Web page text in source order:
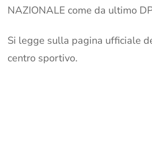
NAZIONALE come da ultimo
Si legge sulla pagina ufficiale
centro sportivo.